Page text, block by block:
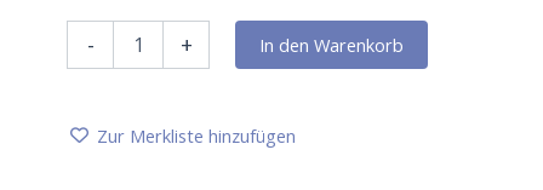
-
Cistrosenwasser
ml
+ In den Warenkorb
Zur Merkliste hinzufügen